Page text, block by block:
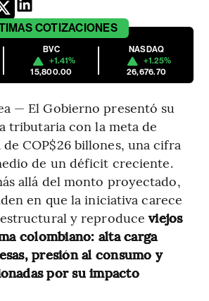
COTIZACIONES
BVC
+1.41%
15,800.00
NASDAQ
+1.25%
26,676.70
— El Gobierno presentó su
tributaria con la meta de
COP$26 billones, una cifra
de un déficit creciente.
allá del monto proyectado,
en que la iniciativa carece
y reproduceviejos
colombiano: alta carga
presión al consumo y
por su impacto